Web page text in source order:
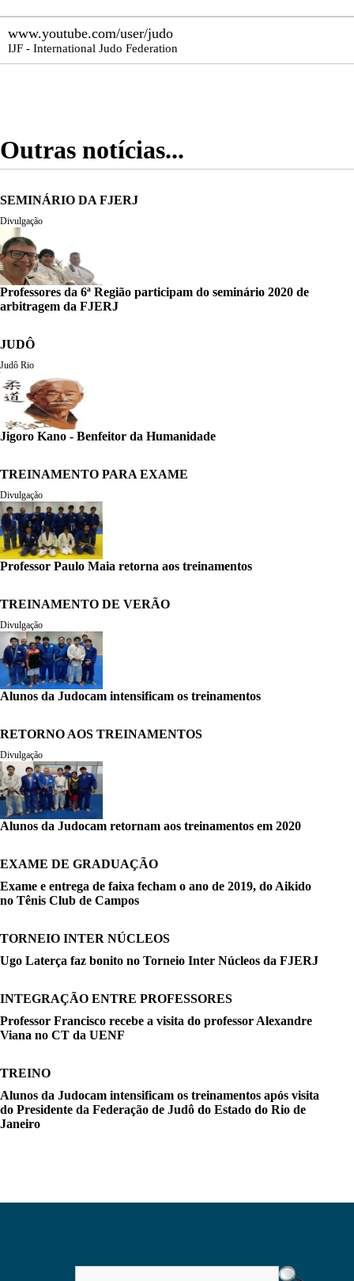
www.youtube.com/user/judo
IJF - International Judo Federation
Outras notícias...
SEMINÁRIO DA FJERJ
Divulgação
Professores da 6ª Região participam do seminário 2020 de
arbitragem da FJERJ
JUDÔ
Judô Rio
Jigoro Kano - Benfeitor da Humanidade
TREINAMENTO PARA EXAME
Divulgação
Professor Paulo Maia retorna aos treinamentos
TREINAMENTO DE VERÃO
Divulgação
Alunos da Judocam intensificam os treinamentos
RETORNO AOS TREINAMENTOS
Divulgação
Alunos da Judocam retornam aos treinamentos em 2020
EXAME DE GRADUAÇÃO
Exame e entrega de faixa fecham o ano de 2019, do Aikido
no Tênis Club de Campos
TORNEIO INTER NÚCLEOS
Ugo Laterça faz bonito no Torneio Inter Núcleos da FJERJ
INTEGRAÇÃO ENTRE PROFESSORES
Professor Francisco recebe a visita do professor Alexandre
Viana no CT da UENF
TREINO
Alunos da Judocam intensificam os treinamentos após visita
do Presidente da Federação de Judô do Estado do Rio de
Janeiro